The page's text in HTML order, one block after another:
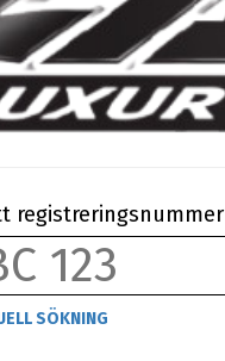
registreringsnummer
SÖKNING